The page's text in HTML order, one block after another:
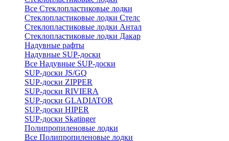
Все Стеклопластиковые лодки
Стеклопластиковые лодки Стелс
Стеклопластиковые лодки Антал
Стеклопластиковые лодки Дакар
Надувные рафты
Надувные SUP-доски
Все Надувные SUP-доски
SUP-доски JS/GQ
SUP-доски ZIPPER
SUP-доски RIVIERA
SUP-доски GLADIATOR
SUP-доски HIPER
SUP-доски Skatinger
Полипропиленовые лодки
Все Полипропиленовые лодки